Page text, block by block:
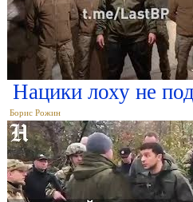
Нацики лоху не
Борис Рожин